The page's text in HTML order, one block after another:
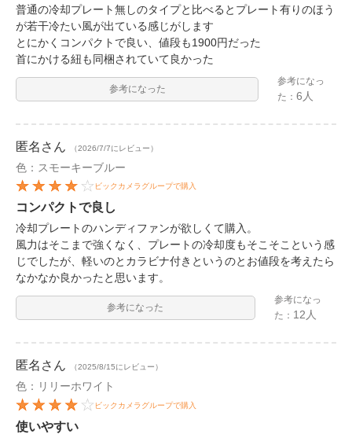
普通の冷却プレート無しのタイプと比べるとプレート有りのほう
が若干冷たい風が出ている感じがします
とにかくコンパクトで良い、値段も1900円だった
首にかける紐も同梱されていて良かった
参考になった
参考になっ
た：6人
匿名 さん （2026/7/7にレビュー）
色：スモーキーブルー
ビックカメラグループで購入
コンパクトで良し
冷却プレートのハンディファンが欲しくて購入。
風力はそこまで強くなく、プレートの冷却度もそこそこという感
じでしたが、軽いのとカラビナ付きというのとお値段を考えたら
なかなか良かったと思います。
参考になった
参考になっ
た： 12人
匿名 さん （2025/8/15にレビュー）
色：リリーホワイト
ビックカメラグループで購入
使いやすい